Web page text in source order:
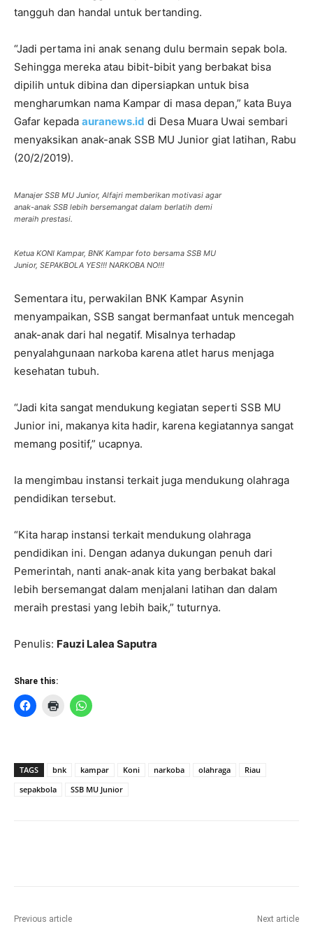
tangguh dan handal untuk bertanding.
“Jadi pertama ini anak senang dulu bermain sepak bola.
Sehingga mereka atau bibit-bibit yang berbakat bisa
dipilih untuk dibina dan dipersiapkan untuk bisa
mengharumkan nama Kampar di masa depan,” kata Buya
Gafar kepada auranews.id di Desa Muara Uwai sembari
menyaksikan anak-anak SSB MU Junior giat latihan, Rabu
(20/2/2019).
Manajer SSB MU Junior, Alfajri memberikan motivasi agar
anak-anak SSB lebih bersemangat dalam berlatih demi
meraih prestasi.
Ketua KONI Kampar, BNK Kampar foto bersama SSB MU
Junior, SEPAKBOLA YES!!! NARKOBA NO!!!
Sementara itu, perwakilan BNK Kampar Asynin
menyampaikan, SSB sangat bermanfaat untuk mencegah
anak-anak dari hal negatif. Misalnya terhadap
penyalahgunaan narkoba karena atlet harus menjaga
kesehatan tubuh.
“Jadi kita sangat mendukung kegiatan seperti SSB MU
Junior ini, makanya kita hadir, karena kegiatannya sangat
memang positif,” ucapnya.
Ia mengimbau instansi terkait juga mendukung olahraga
pendidikan tersebut.
“Kita harap instansi terkait mendukung olahraga
pendidikan ini. Dengan adanya dukungan penuh dari
Pemerintah, nanti anak-anak kita yang berbakat bakal
lebih bersemangat dalam menjalani latihan dan dalam
meraih prestasi yang lebih baik,” tuturnya.
Penulis: Fauzi Lalea Saputra
Share this:
TAGS bnk kampar Koni narkoba olahraga
Riau
sepakbola
SSB MU Junior
Previous article Next article